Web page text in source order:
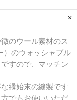
のウール素材のス
）のウォッシャブル
すので、マッチン
縁始末の縫製です
でもお使いいただ